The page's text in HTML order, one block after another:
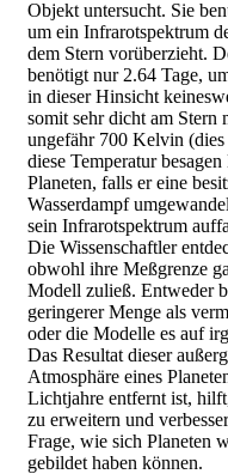
Objekt untersucht. Sie
um ein Infrarotspektrum
dem Stern vorüberzieht.
benötigt nur 2.64 Tage,
in dieser Hinsicht
somit sehr dicht am Stern
ungefähr 700 Kelvin
diese Temperatur
Planeten, falls er eine
Wasserdampf
sein Infrarotspektrum
Die Wissenschaftler
obwohl ihre Meßgrenze
Modell zuließ. Entweder
geringerer Menge als
oder die Modelle es auf
Das Resultat dieser
Atmosphäre eines
Lichtjahre entfernt ist,
zu erweitern und
Frage, wie sich Planeten
gebildet haben können.